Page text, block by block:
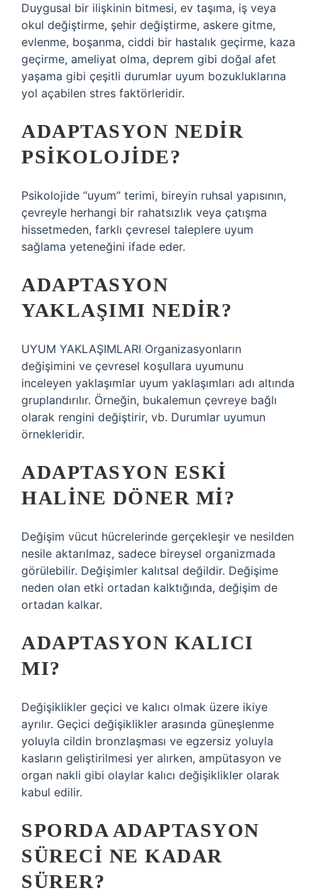
Duygusal bir ilişkinin bitmesi, ev taşıma, iş veya
okul değiştirme, şehir değiştirme, askere gitme,
evlenme, boşanma, ciddi bir hastalık geçirme, kaza
geçirme, ameliyat olma, deprem gibi doğal afet
yaşama gibi çeşitli durumlar uyum bozukluklarına
yol açabilen stres faktörleridir.
ADAPTASYON NEDIR
PSIKOLOJIDE?
Psikolojide “uyum” terimi, bireyin ruhsal yapısının,
çevreyle herhangi bir rahatsızlık veya çatışma
hissetmeden, farklı çevresel taleplere uyum
sağlama yeteneğini ifade eder.
ADAPTASYON
YAKLAŞIMI NEDIR?
UYUM YAKLAŞIMLARI Organizasyonların
değişimini ve çevresel koşullara uyumunu
inceleyen yaklaşımlar uyum yaklaşımları adı altında
gruplandırılır. Örneğin, bukalemun çevreye bağlı
olarak rengini değiştirir, vb. Durumlar uyumun
örnekleridir.
ADAPTASYON ESKI
HALINE DÖNER MI?
Değişim vücut hücrelerinde gerçekleşir ve nesilden
nesile aktarılmaz, sadece bireysel organizmada
görülebilir. Değişimler kalıtsal değildir. Değişime
neden olan etki ortadan kalktığında, değişim de
ortadan kalkar.
ADAPTASYON KALICI
MI?
Değişiklikler geçici ve kalıcı olmak üzere ikiye
ayrılır. Geçici değişiklikler arasında güneşlenme
yoluyla cildin bronzlaşması ve egzersiz yoluyla
kasların geliştirilmesi yer alırken, ampütasyon ve
organ nakli gibi olaylar kalıcı değişiklikler olarak
kabul edilir.
SPORDA ADAPTASYON
SÜRECI NE KADAR
SÜRER?